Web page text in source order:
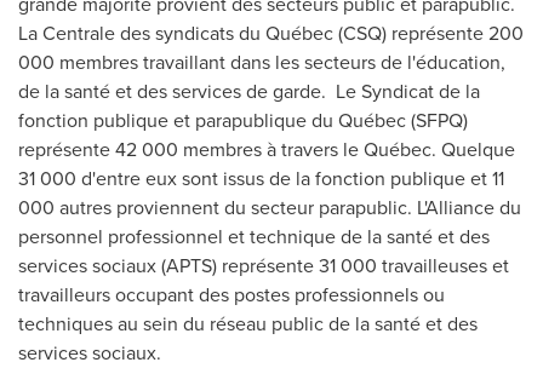
La Centrale des syndicats du Québec (CSQ) représente 200
000 membres travaillant dans les secteurs de l'éducation,
de la santé et des services de garde. Le Syndicat de la
fonction publique et parapublique du Québec (SFPQ)
représente 42 000 membres à travers le Québec. Quelque
31 000 d'entre eux sont issus de la fonction publique et 11
000 autres proviennent du secteur parapublic. L'Alliance du
personnel professionnel et technique de la santé et des
services sociaux (APTS) représente 31 000 travailleuses et
travailleurs occupant des postes professionnels ou
techniques au sein du réseau public de la santé et des
services sociaux.